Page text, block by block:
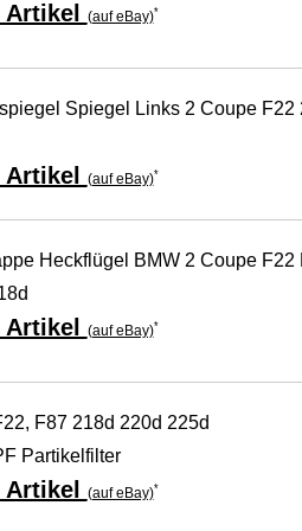
Artikel (auf eBay)*
Spiegel Links 2 Coupe F22
Artikel (auf eBay)*
Heckflügel BMW 2 Coupe F22
Artikel (auf eBay)*
F87 218d 220d 225d
Partikelfilter
Artikel (auf eBay)*